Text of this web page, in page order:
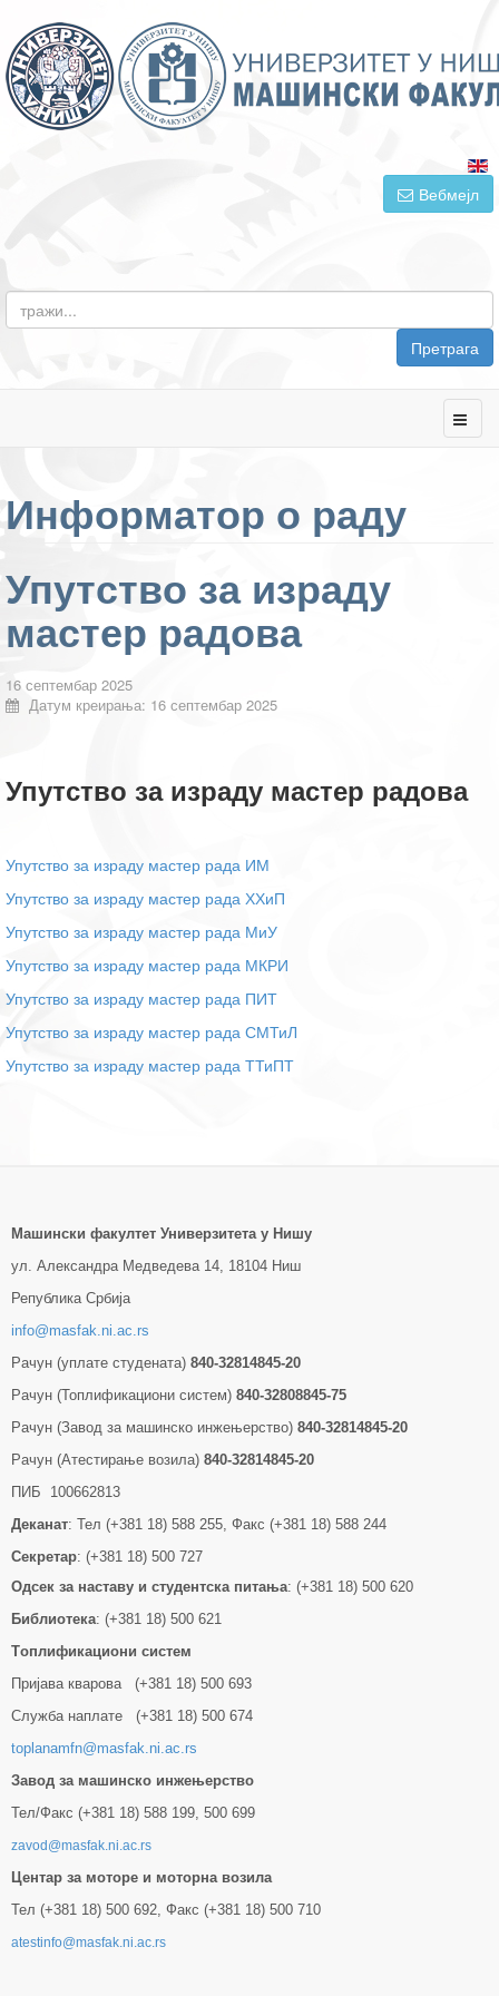
Вебмејл
Претрага
Информатор о раду
Упутство за израду
мастер радова
16 септембар 2025
Датум креирања: 16 септембар 2025
Упутство за израду мастер радова
Упутство за израду мастер рада ИМ
Упутство за израду мастер рада ХХиП
Упутство за израду мастер рада МиУ
Упутство за израду мастер рада МКРИ
Упутство за израду мастер рада ПИТ
Упутство за израду мастер рада СМТиЛ
Упутство за израду мастер рада ТТиПТ
Машински факултет Универзитетa у Нишу
ул. Александра Медведева 14, 18104 Ниш
Република Србија
info@masfak.ni.ac.rs
Рачун (уплате студената) 840-32814845-20
Рачун (Топлификациони систем) 840-32808845-75
Рачун (Завод за машинско инжењерство) 840-32814845-20
Рачун (Атестирање возила) 840-32814845-20
ПИБ 100662813
Деканат: Тел (+381 18) 588 255, Факс (+381 18) 588 244
Секретар: (+381 18) 500 727
Одсек за наставу и студентска питања: (+381 18) 500 620
Библиотека: (+381 18) 500 621
Tоплификациони систем
Пријава кварова (+381 18) 500 693
Служба наплате (+381 18) 500 674
toplanamfn@masfak.ni.ac.rs
Завод за машинско инжењерство
Тел/Факс (+381 18) 588 199, 500 699
zavod@masfak.ni.ac.rs
Центар за моторе и моторна возила
Тел (+381 18) 500 692, Факс (+381 18) 500 710
atestinfo@masfak.ni.ac.rs